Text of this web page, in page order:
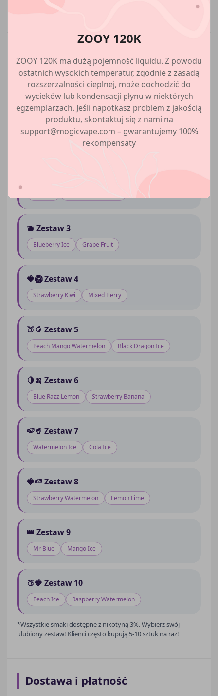
Wybierz swój zestaw smaków
10 unikalnych kombinacji – każda zawiera 2 smaki
w jednym urządzeniu. Przełączaj się płynnie i
ciesz się różnorodnością!
🍓 Zestaw 1
Pink Lemonade
🫐 Zestaw 3
Blueberry Ice Grape Fruit
🍓🥝 Zestaw 4
Strawberry Kiwi Mixed Berry
🍑🥭 Zestaw 5
Peach Mango Watermelon Black Dragon Ice
🍋🍌 Zestaw 6
Blue Razz Lemon Strawberry Banana
🍉🥤 Zestaw 7
Watermelon Ice Cola Ice
🍓🍉 Zestaw 8
Strawberry Watermelon Lemon Lime
👑 Zestaw 9
Mr Blue Mango Ice
🍑🍓 Zestaw 10
Peach Ice Raspberry Watermelon
*Wszystkie smaki dostępne z nikotyną 3%. Wybierz swój
ulubiony zestaw! Klienci często kupują 5-10 sztuk na raz!
Dostawa i płatność
ZOOY 120K
ZOOY 120K ma dużą pojemność liquidu. Z powodu
ostatnich wysokich temperatur, zgodnie z zasadą
rozszerzalności cieplnej, może dochodzić do
wycieków lub kondensacji płynu w niektórych
egzemplarzach. Jeśli napotkasz problem z jakością
produktu, skontaktuj się z nami na
support@mogicvape.com – gwarantujemy 100%
rekompensaty